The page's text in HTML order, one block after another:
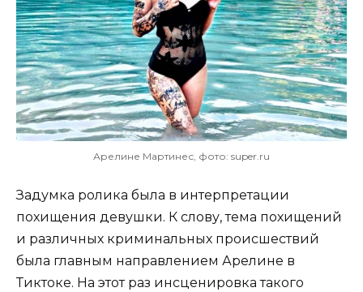
Арелине Мартинес, фото: super.ru
Задумка ролика была в интерпретации
похищения девушки. К слову, тема похищений
и различных криминальных происшествий
была главным направлением Арелине в
Тиктоке. На этот раз инсценировка такого